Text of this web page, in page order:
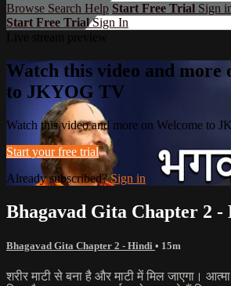
Browse Search Help Start Free Trial Sign
Start Free TrialSign In
Watch this video and more
to JKYOG TV
Watch this video and more on Welcome to
Start your free trial
Already subscribed?Sign in
Bhagavad Gita Chapter 2
Bhagavad Gita Chapter 2 - Hindi • 15m
शरीर माटी से बना है और माटी में मिल जाएगा।